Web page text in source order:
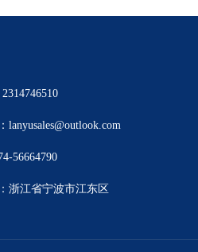
lanyusales@outlook.com
56664790
浙江省宁波市江东区